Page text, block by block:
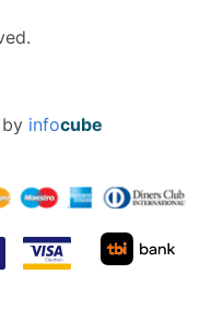
infocube